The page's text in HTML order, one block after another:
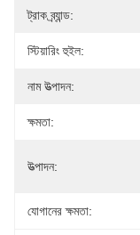
ট্রাক ব্র্যান্ড:
স্টিয়ারিং হুইল:
নাম উত্পাদন:
ক্ষমতা:
উত্পাদন:
যোগানের ক্ষমতা: